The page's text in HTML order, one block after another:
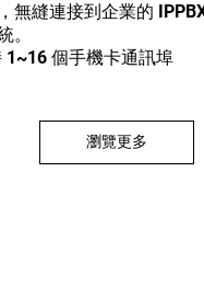
無縫連接到企業的
。
1~16 個手機卡通訊埠
瀏覽更多